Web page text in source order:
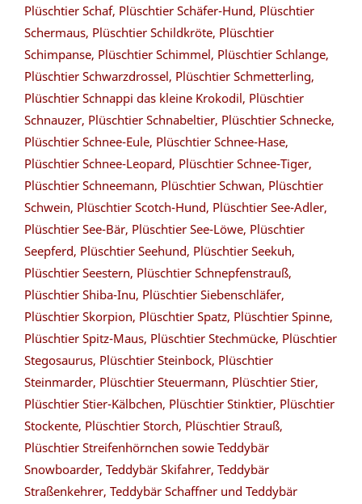
Plüschtier Schaf, Plüschtier Schäfer-Hund, Plüschtier
Schermaus, Plüschtier Schildkröte, Plüschtier
Schimpanse, Plüschtier Schimmel, Plüschtier Schlange,
Plüschtier Schwarzdrossel, Plüschtier Schmetterling,
Plüschtier Schnappi das kleine Krokodil, Plüschtier
Schnauzer, Plüschtier Schnabeltier, Plüschtier Schnecke,
Plüschtier Schnee-Eule, Plüschtier Schnee-Hase,
Plüschtier Schnee-Leopard, Plüschtier Schnee-Tiger,
Plüschtier Schneemann, Plüschtier Schwan, Plüschtier
Schwein, Plüschtier Scotch-Hund, Plüschtier See-Adler,
Plüschtier See-Bär, Plüschtier See-Löwe, Plüschtier
Seepferd, Plüschtier Seehund, Plüschtier Seekuh,
Plüschtier Seestern, Plüschtier Schnepfenstrauß,
Plüschtier Shiba-Inu, Plüschtier Siebenschläfer,
Plüschtier Skorpion, Plüschtier Spatz, Plüschtier Spinne,
Plüschtier Spitz-Maus, Plüschtier Stechmücke, Plüschtier
Stegosaurus, Plüschtier Steinbock, Plüschtier
Steinmarder, Plüschtier Steuermann, Plüschtier Stier,
Plüschtier Stier-Kälbchen, Plüschtier Stinktier, Plüschtier
Stockente, Plüschtier Storch, Plüschtier Strauß,
Plüschtier Streifenhörnchen sowie Teddybär
Snowboarder, Teddybär Skifahrer, Teddybär
Straßenkehrer, Teddybär Schaffner und Teddybär